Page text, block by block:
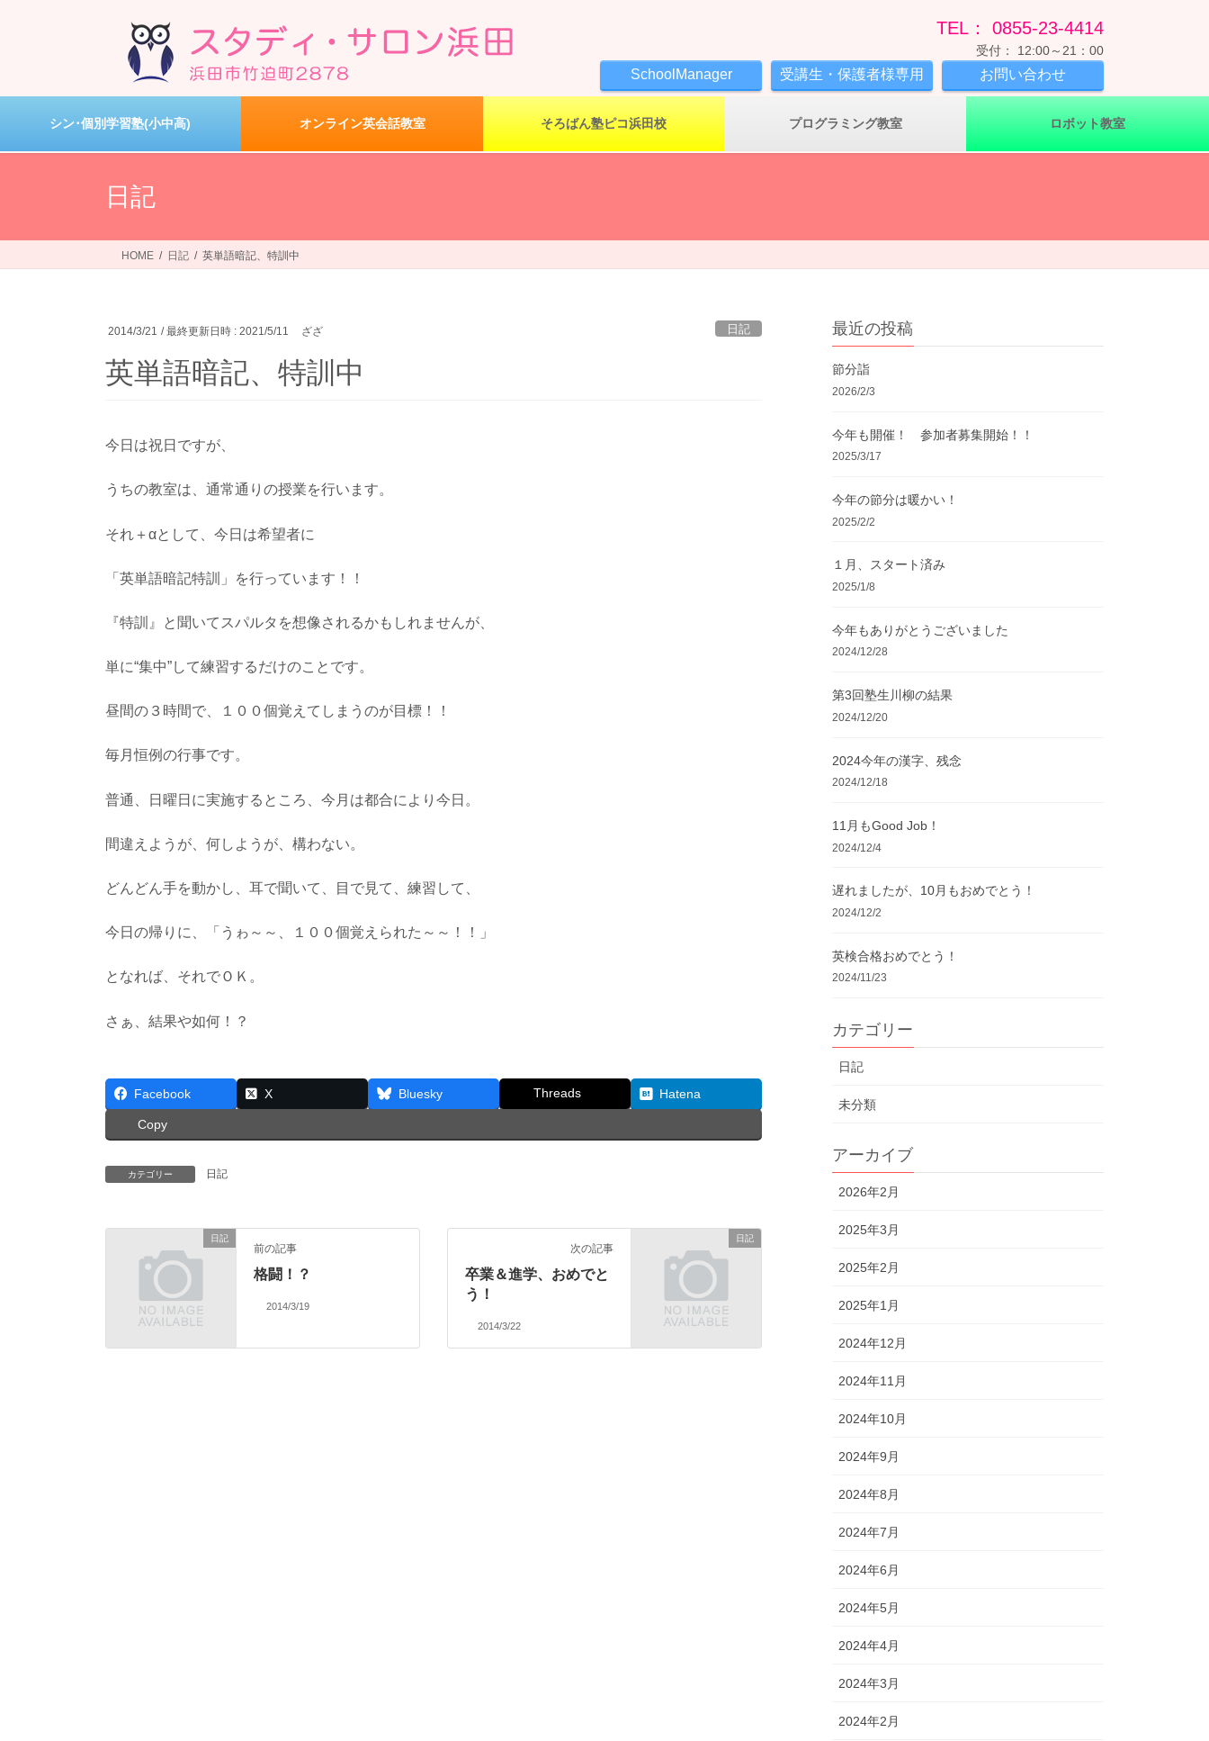
ツ
シ
TEL： 0855-23-4414
受付： 12:00～21：00
SchoolManager 受講生・保護者様専用 お問い合わせ
シン･個別学習塾(小中高) オンライン英会話教室 そろばん塾ピコ浜田校 プログラミング教室 ロボット教室
日記
HOME 日記 英単語暗記、特訓中
2014/3/21 / 最終更新日時 : 2021/5/11 ざざ 日記
英単語暗記、特訓中
今日は祝日ですが、
うちの教室は、通常通りの授業を行います。
それ＋αとして、今日は希望者に
「英単語暗記特訓」を行っています！！
『特訓』と聞いてスパルタを想像されるかもしれませんが、
単に“集中”して練習するだけのことです。
昼間の３時間で、１００個覚えてしまうのが目標！！
毎月恒例の行事です。
普通、日曜日に実施するところ、今月は都合により今日。
間違えようが、何しようが、構わない。
どんどん手を動かし、耳で聞いて、目で見て、練習して、
今日の帰りに、「うゎ～～、１００個覚えられた～～！！」
となれば、それでＯＫ。
さぁ、結果や如何！？
Facebook X Bluesky Threads Hatena
Copy
カテゴリー 日記
日記
前の記事
格闘！？
2014/3/19
日記
次の記事
卒業＆進学、おめでと
う！
2014/3/22
最近の投稿
節分詣
2026/2/3
今年も開催！ 参加者募集開始！！
2025/3/17
今年の節分は暖かい！
2025/2/2
１月、スタート済み
2025/1/8
今年もありがとうございました
2024/12/28
第3回塾生川柳の結果
2024/12/20
2024今年の漢字、残念
2024/12/18
11月もGood Job！
2024/12/4
遅れましたが、10月もおめでとう！
2024/12/2
英検合格おめでとう！
2024/11/23
カテゴリー
日記
未分類
アーカイブ
2026年2月
2025年3月
2025年2月
2025年1月
2024年12月
2024年11月
2024年10月
2024年9月
2024年8月
2024年7月
2024年6月
2024年5月
2024年4月
2024年3月
2024年2月